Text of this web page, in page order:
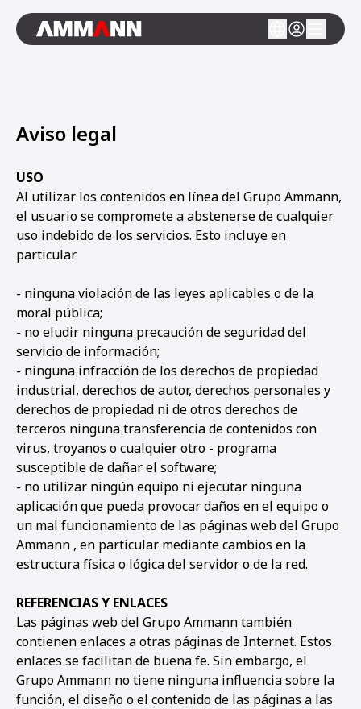
Aviso legal
USO
Al utilizar los contenidos en línea del Grupo Ammann,
el usuario se compromete a abstenerse de cualquier
uso indebido de los servicios. Esto incluye en
particular
- ninguna violación de las leyes aplicables o de la
moral pública;
- no eludir ninguna precaución de seguridad del
servicio de información;
- ninguna infracción de los derechos de propiedad
industrial, derechos de autor, derechos personales y
derechos de propiedad ni de otros derechos de
terceros ninguna transferencia de contenidos con
virus, troyanos o cualquier otro - programa
susceptible de dañar el software;
- no utilizar ningún equipo ni ejecutar ninguna
aplicación que pueda provocar daños en el equipo o
un mal funcionamiento de las páginas web del Grupo
Ammann , en particular mediante cambios en la
estructura física o lógica del servidor o de la red.
REFERENCIAS Y ENLACES
Las páginas web del Grupo Ammann también
contienen enlaces a otras páginas de Internet. Estos
enlaces se facilitan de buena fe. Sin embargo, el
Grupo Ammann no tiene ninguna influencia sobre la
función, el diseño o el contenido de las páginas a las